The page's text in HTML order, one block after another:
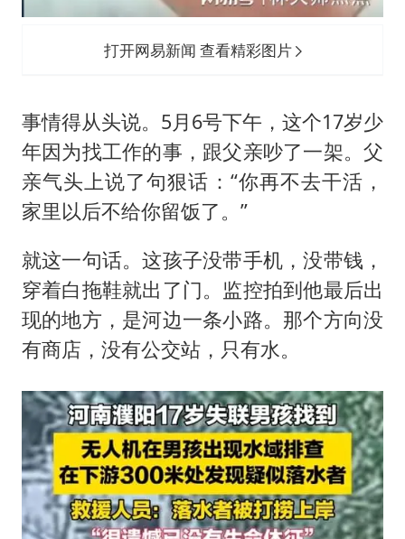
打开网易新闻 查看精彩图片
事情得从头说。5月6号下午，这个17岁少
年因为找工作的事，跟父亲吵了一架。父
亲气头上说了句狠话：“你再不去干活，
家里以后不给你留饭了。”
就这一句话。这孩子没带手机，没带钱，
穿着白拖鞋就出了门。监控拍到他最后出
现的地方，是河边一条小路。那个方向没
有商店，没有公交站，只有水。